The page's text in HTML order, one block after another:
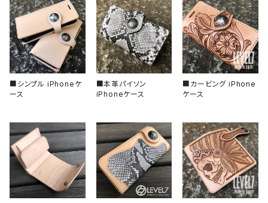
回転式
固定式
ベゼルインサート
フラット型（セラミック）
フラット型（エポキシ樹脂）
スロープ型（セラミック）
チャプターリング
風防/クリスタル
その他、アクセサリー
■シンプル iPhoneケ
ース
■本革パイソン
iPhoneケース
■カービング iPhone
ケース